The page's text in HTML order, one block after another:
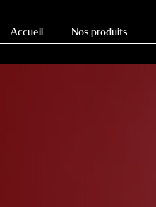
Accueil Nos produits